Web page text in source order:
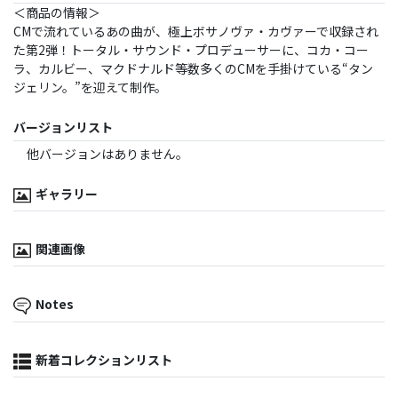
＜商品の情報＞
CMで流れているあの曲が、極上ボサノヴァ・カヴァーで収録され
た第2弾！トータル・サウンド・プロデューサーに、コカ・コー
ラ、カルビー、マクドナルド等数多くのCMを手掛けている“タン
ジェリン。”を迎えて制作。
バージョンリスト
他バージョンはありません。
ギャラリー
関連画像
Notes
新着コレクションリスト